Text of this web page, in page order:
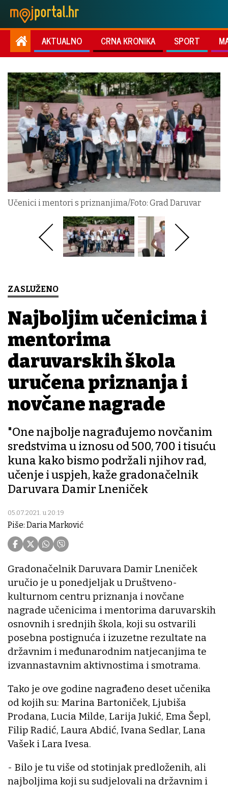
AKTUALNO CRNA KRONIKA SPORT
Učenici i mentori s priznanjima/Foto: Grad Daruvar
ZASLUŽENO
Najboljim učenicima i
mentorima
daruvarskih škola
uručena priznanja i
novčane nagrade
"One najbolje nagrađujemo novčanim
sredstvima u iznosu od 500, 700 i tisuću
kuna kako bismo podržali njihov rad,
učenje i uspjeh, kaže gradonačelnik
Daruvara Damir Lneniček
05.07.2021. u 20:19
Piše: Daria Marković
Gradonačelnik Daruvara Damir Lneniček
uručio je u ponedjeljak u Društveno-
kulturnom centru priznanja i novčane
nagrade učenicima i mentorima daruvarskih
osnovnih i srednjih škola, koji su ostvarili
posebna postignuća i izuzetne rezultate na
državnim i međunarodnim natjecanjima te
izvannastavnim aktivnostima i smotrama.
Tako je ove godine nagrađeno deset učenika
od kojih su: Marina Bartoniček, Ljubiša
Prodana, Lucia Milde, Larija Jukić, Ema Šepl,
Filip Radić, Laura Abdić, Ivana Sedlar, Lana
Vašek i Lara Ivesa.
- Bilo je tu više od stotinjak predloženih, ali
najboljima koji su sudjelovali na državnim i